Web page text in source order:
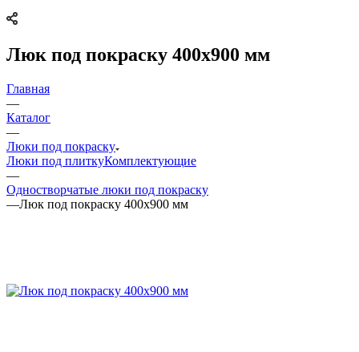
Люк под покраску 400х900 мм
Главная
—
Каталог
—
Люки под покраску
Люки под плиткуКомплектующие
—
Одностворчатые люки под покраску
—Люк под покраску 400х900 мм